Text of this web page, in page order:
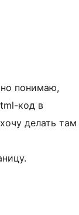
понимаю,
код в
делать там